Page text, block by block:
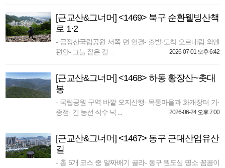
[근교산&그너머] <1469> 북구 순환웰빙산책
로 1·2
- 금정산국립공원 서쪽 면 연결- 출발·도착 오르내림 외엔
편안- 그늘 짙은 길 ...
2026-07-01 오후 6:42
[근교산&그너머] <1468> 하동 황장산~촛대
봉
- 국립공원 구역 바깥 오지산행- 목통마을과 화개장터 기·
종점- 긴 능선 식수 넉 ...
2026-06-24 오후 7:00
[근교산&그너머] <1467> 동구 근대산업유산
길
- 총 5개 코스 중 알짜배기 골라- 동구 원도심 명소 꼼꼼이